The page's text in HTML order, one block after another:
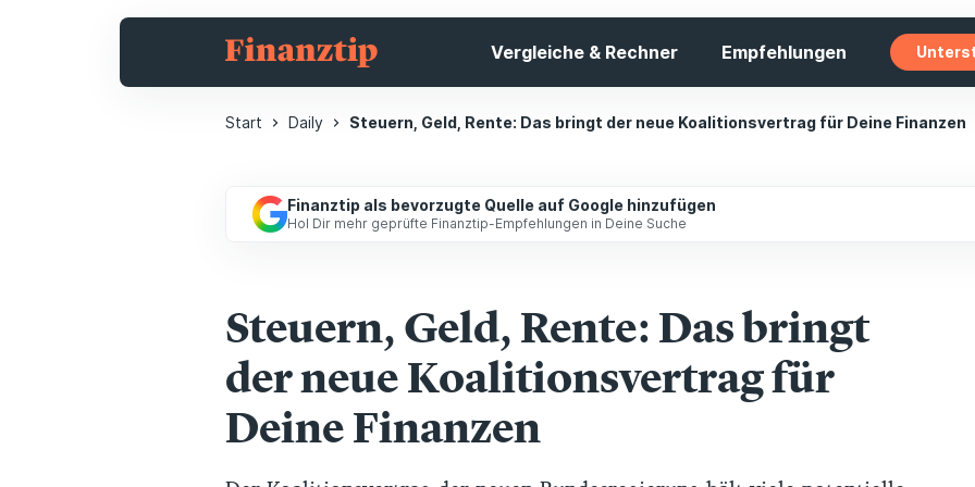
Vergleiche & Rechner Empfehlungen
Start Daily Steuern, Geld, Rente: Das bringt der neue Koalitionsvertrag für Deine Finanzen
Finanztip als bevorzugte Quelle auf Google hinzufügen
Hol Dir mehr geprüfte Finanztip-Empfehlungen in Deine Suche
Steuern, Geld, Rente: Das bringt
der neue Koalitionsvertrag für
Deine Finanzen